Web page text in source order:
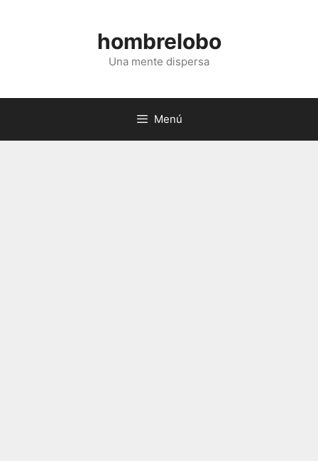
hombrelobo
Una mente dispersa
Menú